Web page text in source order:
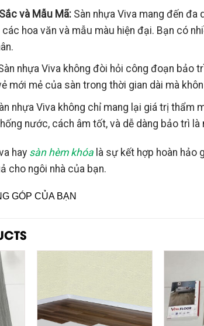
và Mẫu Mã:Sàn nhựa Viva mang đến đa
hoa văn và mẫu màu hiện đại. Bạn có
nhựa Viva không đòi hỏi công đoạn bảo
mới mẻ của sàn trong thời gian dài mà
nhựa Viva không chỉ mang lại giá trị thẩm
nước, cách âm tốt, và dễ dàng bảo trì
hay sàn hèm khóa là sự kết hợp hoàn hảo
cho ngôi nhà của bạn.
GÓP CỦA BẠN